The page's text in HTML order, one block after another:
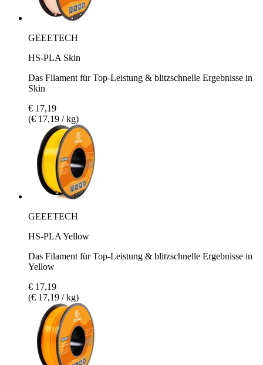
GEEETECH
HS-PLA Skin
Das Filament für Top-Leistung & blitzschnelle Ergebnisse in
Skin
€ 17,19
(€ 17,19 / kg)
GEEETECH
HS-PLA Yellow
Das Filament für Top-Leistung & blitzschnelle Ergebnisse in
Yellow
€ 17,19
(€ 17,19 / kg)